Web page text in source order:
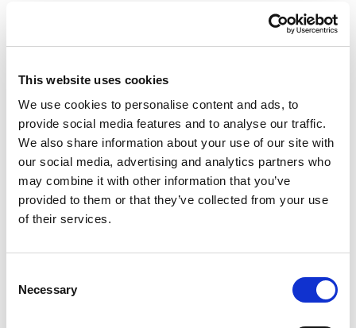
Tempo di preparazione: 30 minuti
Difficoltà: facile
Ingredienti
500 g di patate
100 g diGran Cotto 100% Italiano Negroni
olio EVO